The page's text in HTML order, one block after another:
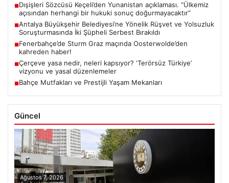
■Dışişleri Sözcüsü Keçeli’den Yunanistan açıklaması. “Ülkemiz
açısından herhangi bir hukuki sonuç doğurmayacaktır”
■Antalya Büyükşehir Belediyesi’ne Yönelik Rüşvet ve Yolsuzluk
Soruşturmasında İki Şüpheli Serbest Bırakıldı
■Fenerbahçe’de Sturm Graz maçında Oosterwolde’den
kahreden haber!
■Çerçeve yasa nedir, neleri kapsıyor? ‘Terörsüz Türkiye’
vizyonu ve yasal düzenlemeler
■Bahçe Mutfakları ve Prestijli Yaşam Mekanları
Güncel
Ağustos 7, 2026